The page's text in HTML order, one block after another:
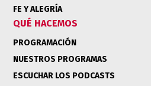
FE Y ALEGRÍA
QUÉ HACEMOS
PROGRAMACIÓN
NUESTROS PROGRAMAS
ESCUCHAR LOS PODCASTS